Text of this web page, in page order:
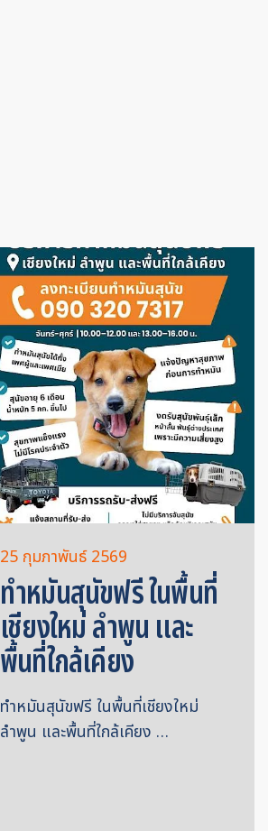
25 กุมภาพันธ์ 2569
ทำหมันสุนัขฟรี ในพื้นที่
เชียงใหม่ ลำพูน และ
พื้นที่ใกล้เคียง
ทำหมันสุนัขฟรี ในพื้นที่เชียงใหม่
ลำพูน และพื้นที่ใกล้เคียง …